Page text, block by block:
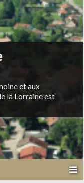
et aux
la Lorraine est